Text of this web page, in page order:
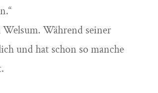
Während seiner
und hat schon so manche